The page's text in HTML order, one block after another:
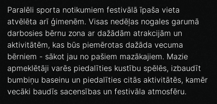
Paralēli sporta notikumiem festivālā īpaša vieta
atvēlēta arī ģimenēm. Visas nedēļas nogales garumā
darbosies bērnu zona ar dažādām atrakcijām un
aktivitātēm, kas būs piemērotas dažāda vecuma
bērniem - sākot jau no pašiem mazākajiem. Mazie
apmeklētāji varēs piedalīties kustību spēlēs, izbaudīt
bumbiņu baseinu un piedalīties citās aktivitātēs, kamēr
vecāki baudīs sacensības un festivāla atmosfēru.